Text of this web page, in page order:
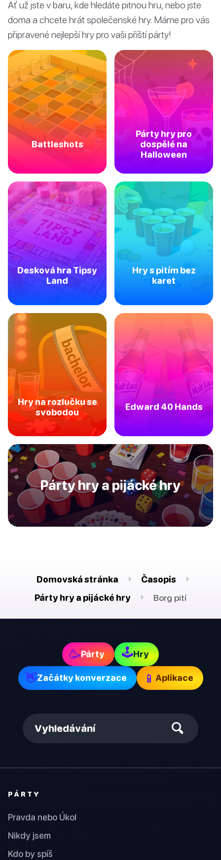
Ať už jste v baru, kde hledáte pitnou hru, nebo jste
doma a chcete hrát společenské hry. Máme pro vás
připravené nejlepší hry pro vaši příští párty!
Battleshots
Párty hry pro
dospělé na
Halloween
Desková hra Tipsy
Land
Hry s pitím bez
karet
Hry na rozlučku se
svobodou
Edward 40 Hands
Párty hry a pijácké hry
Domovská stránka
Časopis
Párty hry a pijácké hry
Borg pití
🥳Párty 🕹Hry
👋Začátky konverzace 📱 Aplikace
Vyhledávání
PÁRTY
Pravda nebo Úkol
Nikdy jsem
Kdo by spíš